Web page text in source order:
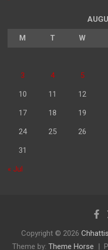
M T W
3 4 5
10 11 12
17 18 19
24 25 26
31
« Jul
Copyright © 2026
Theme by: Theme Horse